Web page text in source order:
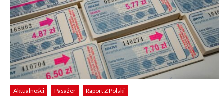
Aktualności Pasażer Raport Z Polski